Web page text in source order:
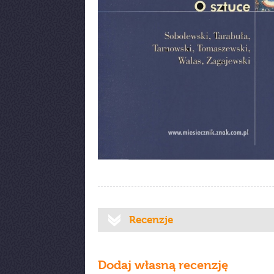
Recenzje
Dodaj własną recenzję